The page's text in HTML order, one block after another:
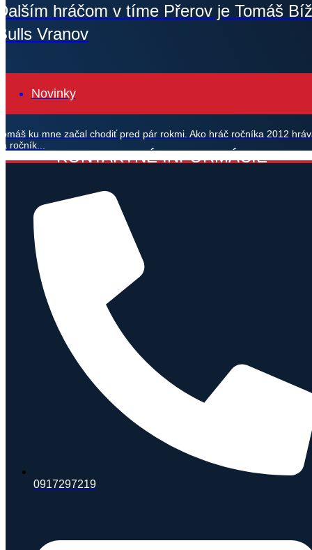
hráčom v tíme Přerov je Tomáš
Vranov
Novinky
ku mne začal chodiť pred pár rokmi. Ako hráč ročníka 2012
ročník...
KONTAKTNÉ INFORMÁCIE
0917297219